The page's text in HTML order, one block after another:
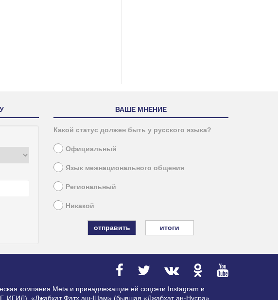
ВАШЕ МНЕНИЕ
Какой статус должен быть у русского языка?
Официальный
Язык межнационального общения
Региональный
Никакой
итоги
компания Meta и принадлежащие ей соцсети Instagram и
ИГИЛ), «Джабхат Фатх аш-Шам» (бывшая «Джабхат ан-Нусра»,